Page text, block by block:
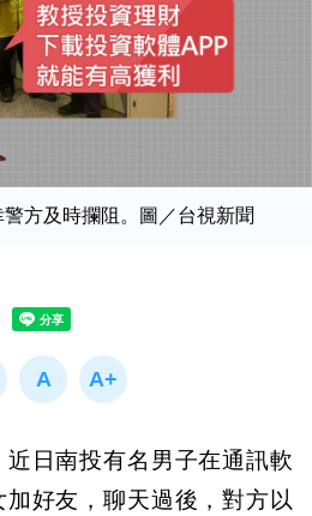
方及時攔阻。圖／台視新聞
日南投有名男子在通訊軟
加好友，聊天過後，對方以